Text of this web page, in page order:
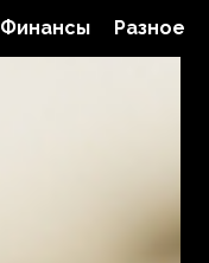
Финансы Разное